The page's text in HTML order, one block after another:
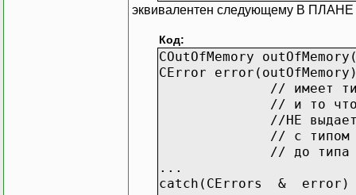
эквивалентен следующему В
Код:
COutOfMemory
CError
// имеет тип CError
// и то что функция
//НЕ выдает,
// с типом
// до типа CError (и
...
catch(CErrors & error) //